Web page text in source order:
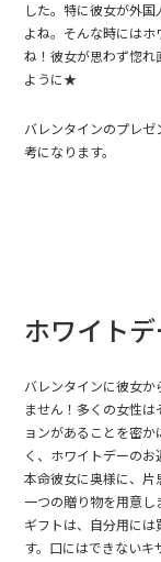
した。特に彼女が外
よね。そんな時にはホ
ね！彼女が思わず惚
ように★
バレンタインのプレゼ
考になります。
ホワイトデ
バレンタインに彼女
ません！多くの女性
ョンがあることを密
く、ホワイトデーの
本命彼女に奥様に、片
一つの贈り物を用意
ギフトは、自分用に
す。口にはできない